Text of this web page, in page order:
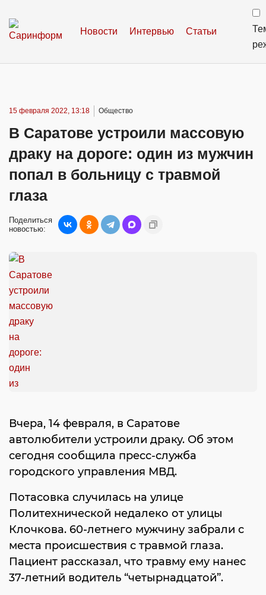
Новости Интервью Статьи
15 февраля 2022, 13:18 Общество
В Саратове устроили массовую
драку на дороге: один из мужчин
попал в больницу с травмой
глаза
Поделиться
новостью:
Вчера, 14 февраля, в Саратове
автолюбители устроили драку. Об этом
сегодня сообщила пресс-служба
городского управления МВД.
Потасовка случилась на улице
Политехнической недалеко от улицы
Клочкова. 60-летнего мужчину забрали с
места происшествия с травмой глаза.
Пациент рассказал, что травму ему нанес
37-летний водитель “четырнадцатой”.